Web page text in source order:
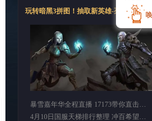
玩转暗黑3拼图！抽取新英雄-死灵法师
暴雪嘉年华全程直播 17173带你直击现场…
4月10日国服天梯排行整理 冲百希望落空…